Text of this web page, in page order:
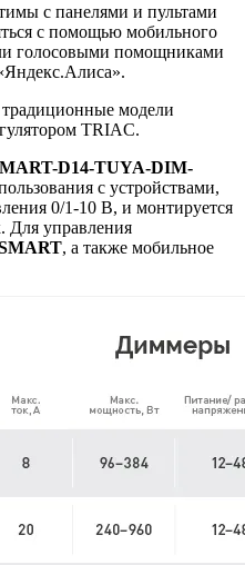
с панелями и пультами
с помощью мобильного
голосовыми помощниками
модели
TRIAC.
D14-TUYA-DIM-
с устройствами,
0/1-10 В, и монтируется
Для управления
, а также мобильное